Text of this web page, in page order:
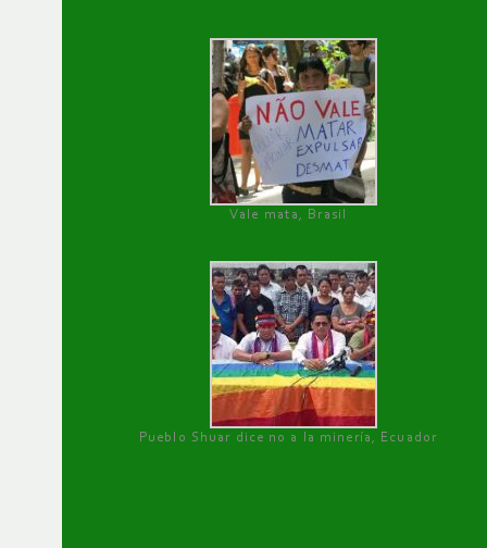
Vale mata, Brasil
Pueblo Shuar dice no a la minería, Ecuador